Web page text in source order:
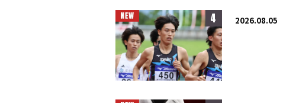
きた」／滋賀IH
4 2026.08.05